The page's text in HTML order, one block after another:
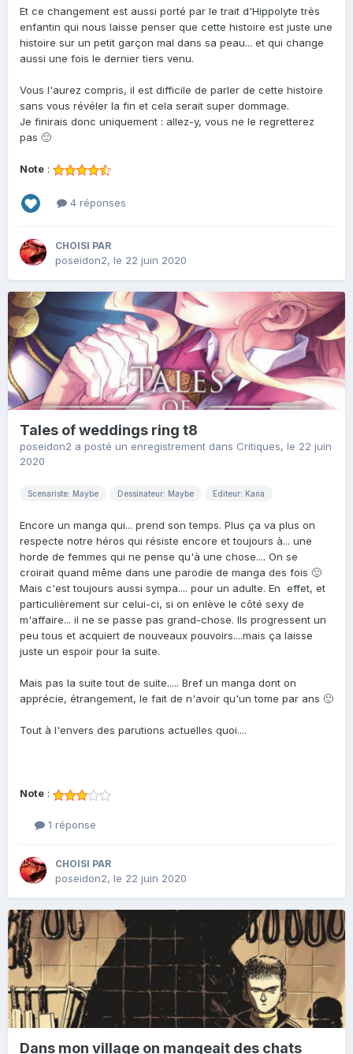
Et ce changement est aussi porté par le trait d'Hippolyte très
enfantin qui nous laisse penser que cette histoire est juste une
histoire sur un petit garçon mal dans sa peau... et qui change
aussi une fois le dernier tiers venu.
Vous l'aurez compris, il est difficile de parler de cette histoire
sans vous révéler la fin et cela serait super dommage.
Je finirais donc uniquement : allez-y, vous ne le regretterez
pas 🙂
Note :
4 réponses
CHOISI PAR
poseidon2, le 22 juin 2020
Tales of weddings ring t8
poseidon2 a posté un enregistrement dans Critiques, le 22 juin
2020
Scenariste: Maybe Dessinateur: Maybe Editeur: Kana
Encore un manga qui... prend son temps. Plus ça va plus on
respecte notre héros qui résiste encore et toujours à... une
horde de femmes qui ne pense qu'à une chose.... On se
croirait quand même dans une parodie de manga des fois 🙂
Mais c'est toujours aussi sympa.... pour un adulte. En effet, et
particulièrement sur celui-ci, si on enlève le côté sexy de
m'affaire... il ne se passe pas grand-chose. Ils progressent un
peu tous et acquiert de nouveaux pouvoirs....mais ça laisse
juste un espoir pour la suite.
Mais pas la suite tout de suite..... Bref un manga dont on
apprécie, étrangement, le fait de n'avoir qu'un tome par ans 🙂
Tout à l'envers des parutions actuelles quoi....
Note :
1 réponse
CHOISI PAR
poseidon2, le 22 juin 2020
Dans mon village on mangeait des chats